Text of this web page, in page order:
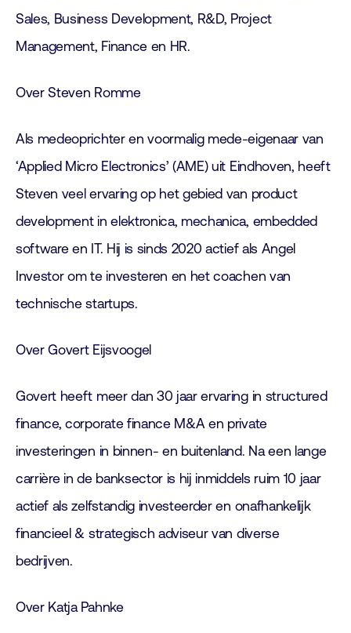
Sales, Business Development, R&D, Project
Management, Finance en HR.
Over Steven Romme
Als medeoprichter en voormalig mede-eigenaar van
‘Applied Micro Electronics’ (AME) uit Eindhoven, heeft
Steven veel ervaring op het gebied van product
development in elektronica, mechanica, embedded
software en IT. Hij is sinds 2020 actief als Angel
Investor om te investeren en het coachen van
technische startups.
Over Govert Eijsvoogel
Govert heeft meer dan 30 jaar ervaring in structured
finance, corporate finance M&A en private
investeringen in binnen- en buitenland. Na een lange
carrière in de banksector is hij inmiddels ruim 10 jaar
actief als zelfstandig investeerder en onafhankelijk
financieel & strategisch adviseur van diverse
bedrijven.
Over Katja Pahnke